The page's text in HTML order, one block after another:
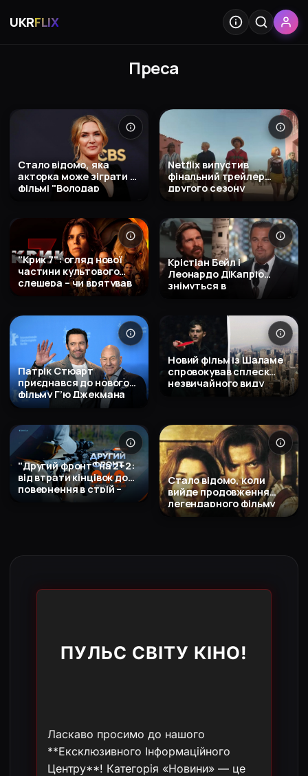
UKRFLIX
Преса
Стало відомо, яка
акторка може зіграти в
фільмі "Володар
перснів: Полювання на
Netflix випустив
фінальний трейлер
другого сезону
популярного серіалу
"Крик 7": огляд нової
частини культового
слешера – чи врятував
усе величезний гонорар
Крістіан Бейл і
Леонардо ДіКапріо
знімуться в
Патрік Стюарт
приєднався до нового
фільму Г’ю Джекмана
«Вівці-детективи»
Новий фільм із Шаламе
спровокував сплеск
незвичайного виду
"Другий фронт" на 2+2:
від втрати кінцівок до
повернення в стрій –
історії сили духу й
Стало відомо, коли
вийде продовження
легендарного фільму
"Мумія"
ПУЛЬС СВІТУ КІНО!
Ласкаво просимо до нашого
**Ексклюзивного Інформаційного
Центру**! Категорія «Новини» — це